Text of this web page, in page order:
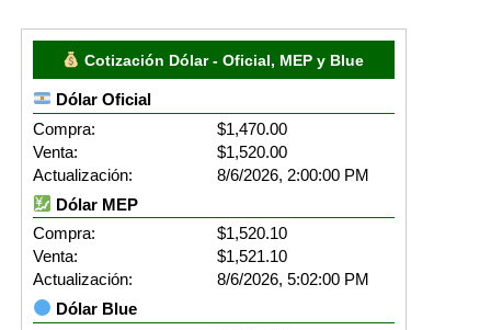
Cotización Dólar - Oficial, MEP y Blue
Dólar Oficial
Compra:
$1,470.00
Venta:
$1,520.00
Actualización:
8/6/2026, 2:00:00 PM
Dólar MEP
Compra:
$1,520.10
Venta:
$1,521.10
Actualización:
8/6/2026, 5:02:00 PM
Dólar Blue